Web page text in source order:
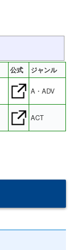
公式 ジャンル
A・ADV
ACT